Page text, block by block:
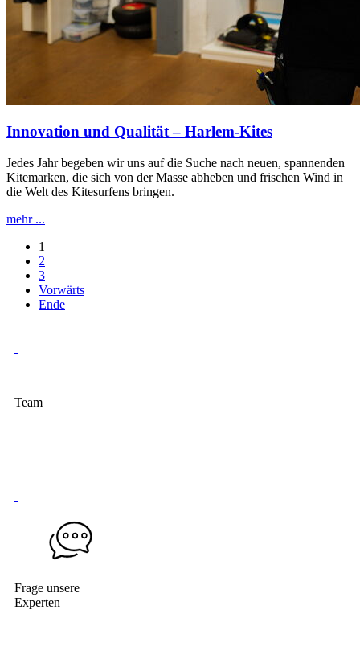
Innovation und Qualität – Harlem-Kites
Jedes Jahr begeben wir uns auf die Suche nach neuen, spannenden
Kitemarken, die sich von der Masse abheben und frischen Wind in
die Welt des Kitesurfens bringen.
mehr ...
1
2
3
Vorwärts
Ende
Team
Frage unsere
Experten